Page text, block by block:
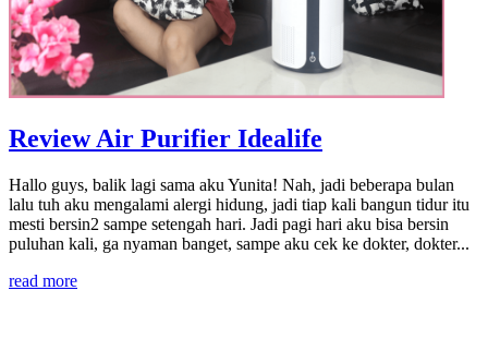
Review Air Purifier Idealife
Hallo guys, balik lagi sama aku Yunita! Nah, jadi beberapa bulan
lalu tuh aku mengalami alergi hidung, jadi tiap kali bangun tidur itu
mesti bersin2 sampe setengah hari. Jadi pagi hari aku bisa bersin
puluhan kali, ga nyaman banget, sampe aku cek ke dokter, dokter...
read more